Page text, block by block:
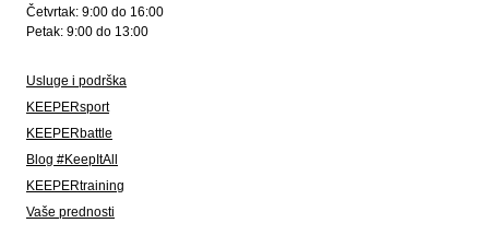
Četvrtak: 9:00 do 16:00
Petak: 9:00 do 13:00
Usluge i podrška
KEEPERsport
KEEPERbattle
Blog #KeepItAll
KEEPERtraining
Vaše prednosti